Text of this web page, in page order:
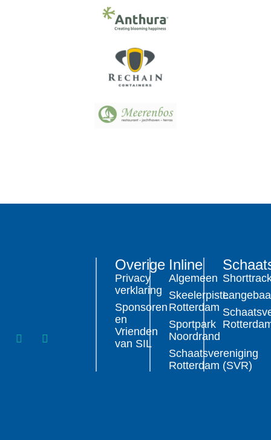
Inline
Algemeen
Skeelerpiste
Rotterdam
Sportpark
Noordrand
Schaatsvereniging
Rotterdam (SVR)
Overige
Privacy
verklaring
Sponsoren
en
Vrienden
van SIL